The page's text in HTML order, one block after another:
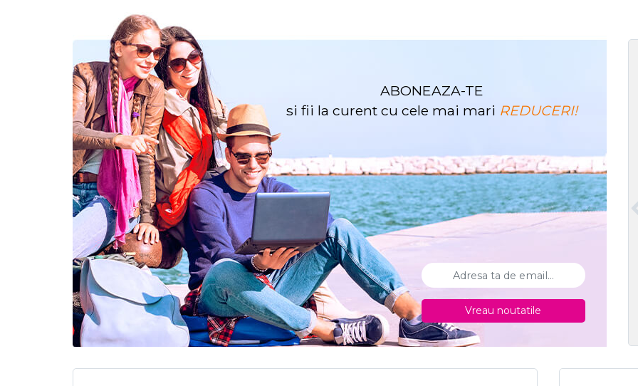
ABONEAZA-TE
si fii la curent cu cele mai mari REDUCERI!
Vreau noutatile